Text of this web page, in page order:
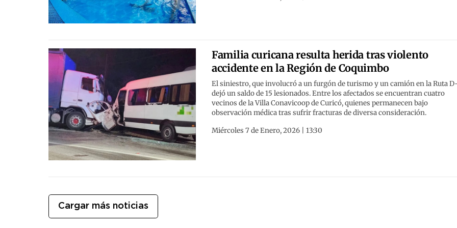
Familia curicana resulta herida tras violento
accidente en la Región de Coquimbo
El siniestro, que involucró a un furgón de turismo y un camión en la Ruta
dejó un saldo de 15 lesionados. Entre los afectados se encuentran cuatro
vecinos de la Villa Conavicoop de Curicó, quienes permanecen bajo
observación médica tras sufrir fracturas de diversa consideración.
Miércoles 7 de Enero, 2026 | 13:30
Cargar más noticias